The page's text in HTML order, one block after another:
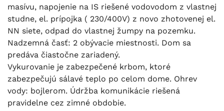
masívu, napojenie na IS riešené vodovodom z vlastnej
studne, el. prípojka ( 230/400V) z novo zhotovenej el.
NN siete, odpad do vlastnej žumpy na pozemku.
Nadzemná časť: 2 obývacie miestnosti. Dom sa
predáva čiastočne zariadený.
Vykurovanie je zabezpečené krbom, ktoré
zabezpečujú sálavé teplo po celom dome. Ohrev
vody: bojlerom. Údržba komunikácie riešená
pravidelne cez zimné obdobie.